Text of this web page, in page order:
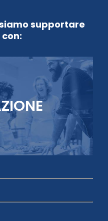
supportare